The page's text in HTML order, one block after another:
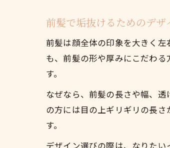
前髪で垢抜けるためのデザ
前髪は顔全体の印象を大きく
も、前髪の形や厚みにこだわ
す。
なぜなら、前髪の長さや幅、
の方には目の上ギリギリの長
す。
デザイン選びの際は、なりた